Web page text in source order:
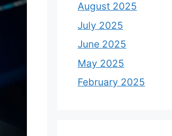
August 2025
July 2025
June 2025
May 2025
February 2025